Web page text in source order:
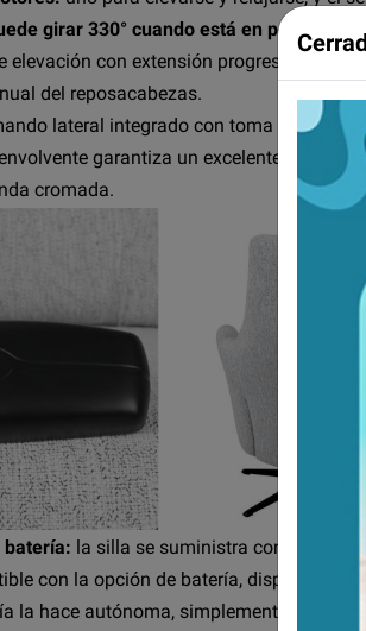
girar 330° cuando está en posición
elevación con extensión progresiva del
del reposacabezas.
lateral integrado con toma USB.
garantiza un excelente soporte
cromada.
batería: la silla se suministra con un
con la opción de batería, disponible por
la hace autónoma, simplemente